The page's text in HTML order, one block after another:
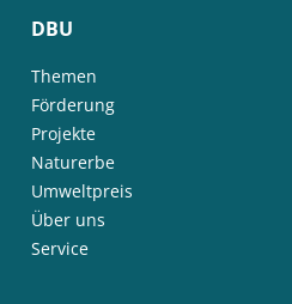
DBU
Themen
Förderung
Projekte
Naturerbe
Umweltpreis
Über uns
Service